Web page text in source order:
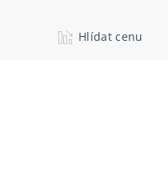
Hlídat cenu